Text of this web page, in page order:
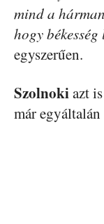
mind a
hogy
egyszerűen.
Szolnokiazt
már